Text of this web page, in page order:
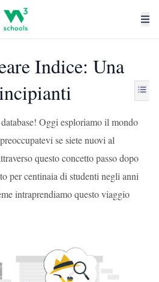
Indice: Una
Oggi esploriamo il mondo
se siete nuovi al
questo concetto passo dopo
per centinaia di studenti negli anni
intraprendiamo questo viaggio